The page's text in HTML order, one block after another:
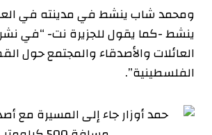
ومحمد شاب ينشط في مدينته في
ينشط -كما يقول للجزيرة نت- “في
العائلات والأصدقاء والمجتمع حول
الفلسطينية”.